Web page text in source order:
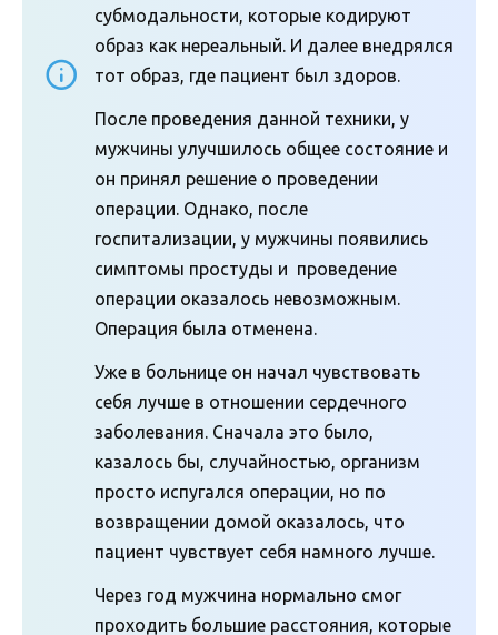
субмодальности, которые кодируют
образ как нереальный. И далее внедрялся
тот образ, где пациент был здоров.
После проведения данной техники, у
мужчины улучшилось общее состояние и
он принял решение о проведении
операции. Однако, после
госпитализации, у мужчины появились
симптомы простуды и проведение
операции оказалось невозможным.
Операция была отменена.
Уже в больнице он начал чувствовать
себя лучше в отношении сердечного
заболевания. Сначала это было,
казалось бы, случайностью, организм
просто испугался операции, но по
возвращении домой оказалось, что
пациент чувствует себя намного лучше.
Через год мужчина нормально смог
проходить большие расстояния, которые